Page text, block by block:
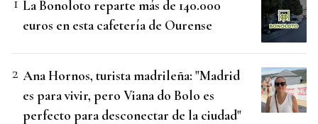
La Bonoloto reparte más de 140.000
euros en esta cafetería de Ourense
Ana Hornos, turista madrileña: "Madrid
es para vivir, pero Viana do Bolo es
perfecto para desconectar de la ciudad"